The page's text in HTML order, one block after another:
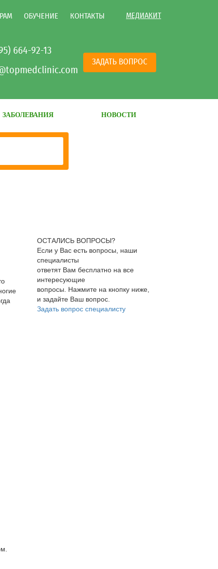
ОБУЧЕНИЕ КОНТАКТЫ МЕДИАКИТ
664-92-13
ЗАДАТЬ ВОПРОС
ЗАБОЛЕВАНИЯ НОВОСТИ
ОСТАЛИСЬ ВОПРОСЫ?
Если у Вас есть вопросы, наши
специалисты
ответят Вам бесплатно на все
интересующие
вопросы. Нажмите на кнопку ниже,
и задайте Ваш вопрос.
Задать вопрос специалисту